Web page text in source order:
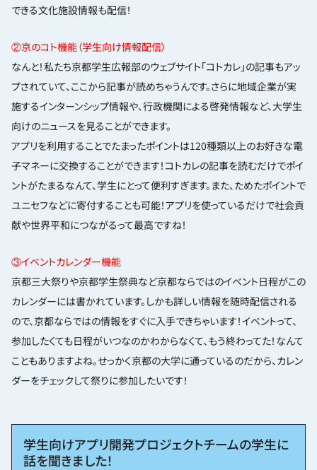
できる文化施設情報も配信！
②京のコト機能（学生向け情報配信）
なんと！私たち京都学生広報部のウェブサイト「コトカレ」の記事もアッ
プされていて、ここから記事が読めちゃうんです。さらに地域企業が実
施するインターンシップ情報や、行政機関による啓発情報など、大学生
向けのニュースを見ることができます。
アプリを利用することでたまったポイントは120種類以上のお好きな電
子マネーに交換することができます！コトカレの記事を読むだけでポイ
ントがたまるなんて、学生にとって便利すぎます。また、ためたポイントで
ユニセフなどに寄付することも可能！アプリを使っているだけで社会貢
献や世界平和につながるって最高ですね！
③イベントカレンダー機能
京都三大祭りや京都学生祭典など京都ならではのイベント日程がこの
カレンダーには書かれています。しかも詳しい情報を随時配信される
ので、京都ならではの情報をすぐに入手できちゃいます！イベントって、
参加したくても日程がいつなのかわからなくて、もう終わってた！なんて
こともありますよね。せっかく京都の大学に通っているのだから、カレン
ダーをチェックして祭りに参加したいです！
学生向けアプリ開発プロジェクトチームの学生に
話を聞きました！